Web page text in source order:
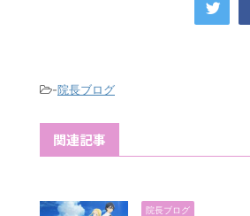
-院長ブログ
関連記事
院長ブログ